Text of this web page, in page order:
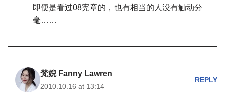
即便是看过08宪章的，也有相当的人没有触动分
毫……
梵婗 Fanny Lawren
2010.10.16 at 13:14
REPLY